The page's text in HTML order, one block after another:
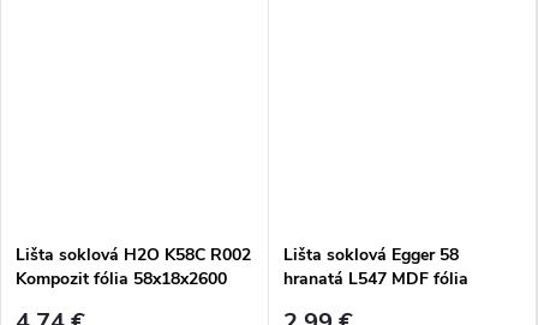
Lišta soklová H2O K58C R002
Kompozit fólia 58x18x2600
Lišta soklová Egger 58
hranatá L547 MDF fólia